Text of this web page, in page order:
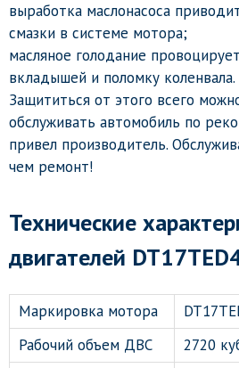
выработка маслонасоса
смазки в системе мотора;
масляное голодание
вкладышей и поломку коленвала.
Защититься от этого всего
обслуживать автомобиль по
привел производитель.
чем ремонт!
Технические
двигателей
Маркировка мотора
Рабочий объем ДВС
2720